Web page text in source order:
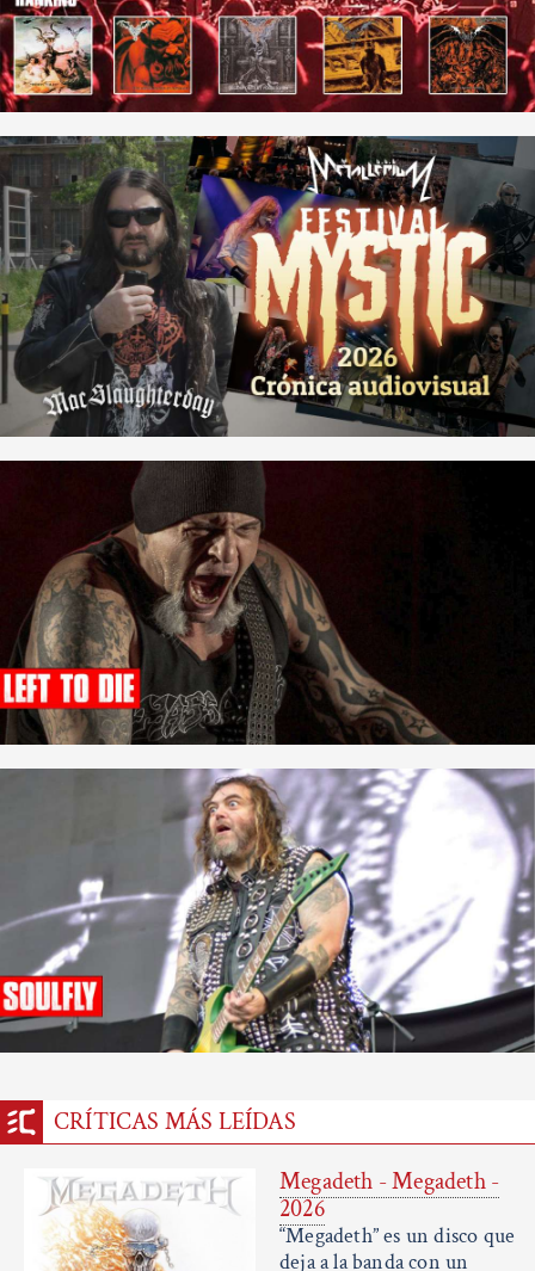
CRÍTICAS MÁS LEÍDAS
Megadeth - Megadeth -
2026
“Megadeth” es un disco que
deja a la banda con un